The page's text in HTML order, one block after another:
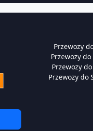
Przewozy
Przewozy
Przewozy
Przewozy do